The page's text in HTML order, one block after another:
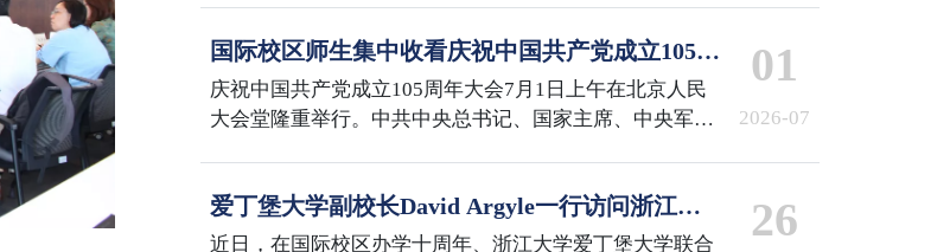
国际校区师生集中收看庆祝中国共产党成立105周
年大会
庆祝中国共产党成立105周年大会7月1日上午在北京人民
大会堂隆重举行。中共中央总书记、国家主席、中央军委
全国先进基层党组织进行了表彰。国际校区百余名师生代
表在校区多功能厅集中收看了庆祝大会直播。
01
2026-07
爱丁堡大学副校长David Argyle一行访问浙江大
学国际校区
近日，在国际校区办学十周年、浙江大学爱丁堡大学联合
26